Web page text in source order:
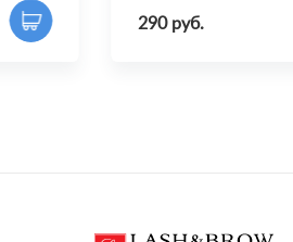
290 руб.